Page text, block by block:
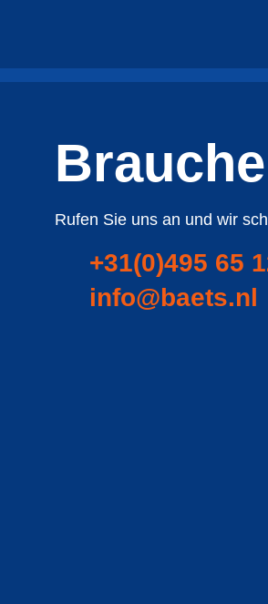
Rufen Sie uns an und wir
+31(0)495 65
info@baets.nl